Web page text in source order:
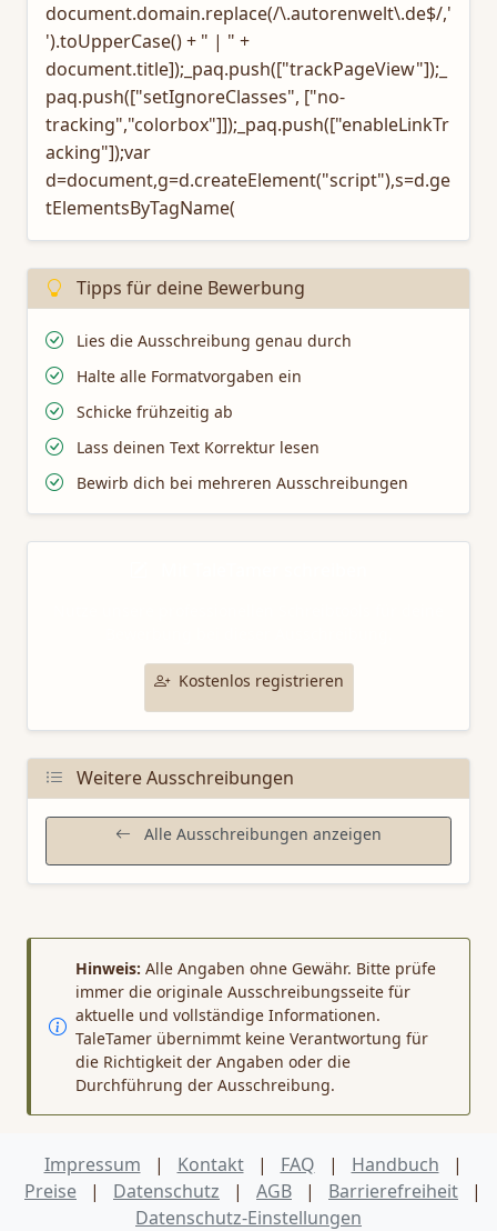
document.domain.replace(/\.autorenwelt\.de$/,'
').toUpperCase() + " | " +
document.title]);_paq.push(["trackPageView"]);_
paq.push(["setIgnoreClasses", ["no-
tracking","colorbox"]]);_paq.push(["enableLinkTr
acking"]);var
d=document,g=d.createElement("script"),s=d.ge
tElementsByTagName(
Tipps für deine Bewerbung
Lies die Ausschreibung genau durch
Halte alle Formatvorgaben ein
Schicke frühzeitig ab
Lass deinen Text Korrektur lesen
Bewirb dich bei mehreren Ausschreibungen
Kostenlos registrieren
Weitere Ausschreibungen
Alle Ausschreibungen anzeigen
Hinweis: Alle Angaben ohne Gewähr. Bitte prüfe
immer die originale Ausschreibungsseite für
aktuelle und vollständige Informationen.
TaleTamer übernimmt keine Verantwortung für
die Richtigkeit der Angaben oder die
Durchführung der Ausschreibung.
Impressum | Kontakt | FAQ | Handbuch
|
Preise
| Datenschutz | AGB | Barrierefreiheit
|
Datenschutz‑Einstellungen